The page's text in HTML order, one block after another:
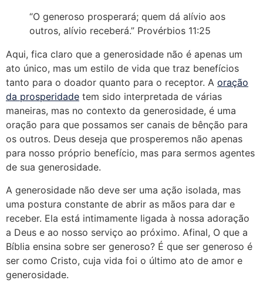
“O generoso prosperará; quem dá alívio aos
outros, alívio receberá.” Provérbios 11:25
Aqui, fica claro que a generosidade não é apenas um
ato único, mas um estilo de vida que traz benefícios
tanto para o doador quanto para o receptor. A oração
da prosperidade tem sido interpretada de várias
maneiras, mas no contexto da generosidade, é uma
oração para que possamos ser canais de bênção para
os outros. Deus deseja que prosperemos não apenas
para nosso próprio benefício, mas para sermos agentes
de sua generosidade.
A generosidade não deve ser uma ação isolada, mas
uma postura constante de abrir as mãos para dar e
receber. Ela está intimamente ligada à nossa adoração
a Deus e ao nosso serviço ao próximo. Afinal, O que a
Bíblia ensina sobre ser generoso? É que ser generoso é
ser como Cristo, cuja vida foi o último ato de amor e
generosidade.